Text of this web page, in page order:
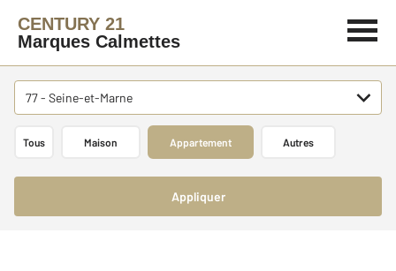
CENTURY 21
Marques Calmettes
77 - Seine-et-Marne
Tous Maison Appartement Autres
Appliquer